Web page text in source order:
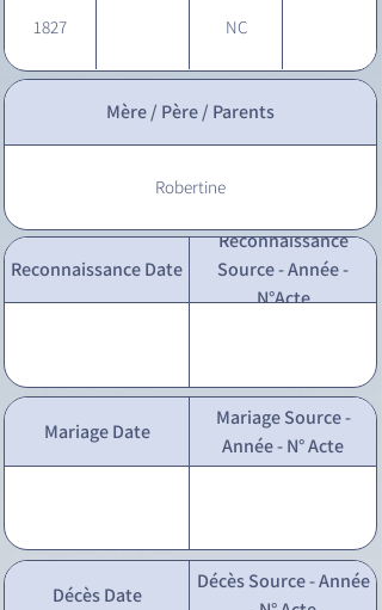
1827 NC
Mère / Père / Parents
Robertine
Reconnaissance Date
Reconnaissance
Source - Année -
N°Acte
Mariage Date
Mariage Source -
Année - N° Acte
Décès Date
Décès Source - Année